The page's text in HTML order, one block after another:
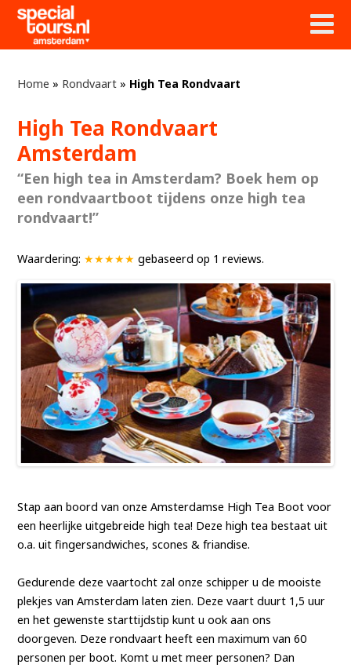
Home » Rondvaart » High Tea Rondvaart
High Tea Rondvaart
Amsterdam
“Een high tea in Amsterdam? Boek hem op
een rondvaartboot tijdens onze high tea
rondvaart!”
Waardering: ★★★★★gebaseerd op 1reviews.
Stap aan boord van onze Amsterdamse High Tea Boot voor
een heerlijke uitgebreide high tea! Deze high tea bestaat uit
o.a. uit fingersandwiches, scones & friandise.
Gedurende deze vaartocht zal onze schipper u de mooiste
plekjes van Amsterdam laten zien. Deze vaart duurt 1,5 uur
en het gewenste starttijdstip kunt u ook aan ons
doorgeven. Deze rondvaart heeft een maximum van 60
personen per boot. Komt u met meer personen? Dan